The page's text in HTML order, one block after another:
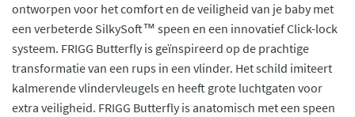
ontworpen voor het comfort en de veiligheid van je baby met
een verbeterde SilkySoft™ speen en een innovatief Click-lock
systeem. FRIGG Butterfly is geïnspireerd op de prachtige
transformatie van een rups in een vlinder. Het schild imiteert
kalmerende vlindervleugels en heeft grote luchtgaten voor
extra veiligheid. FRIGG Butterfly is anatomisch met een speen